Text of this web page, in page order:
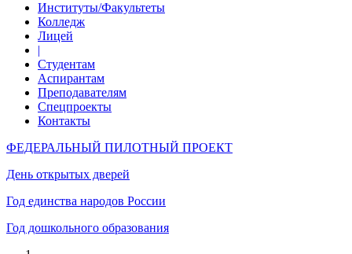
Институты/Факультеты
Колледж
Лицей
|
Студентам
Аспирантам
Преподавателям
Спецпроекты
Контакты
ФЕДЕРАЛЬНЫЙ ПИЛОТНЫЙ ПРОЕКТ
День открытых дверей
Год единства народов России
Год дошкольного образования